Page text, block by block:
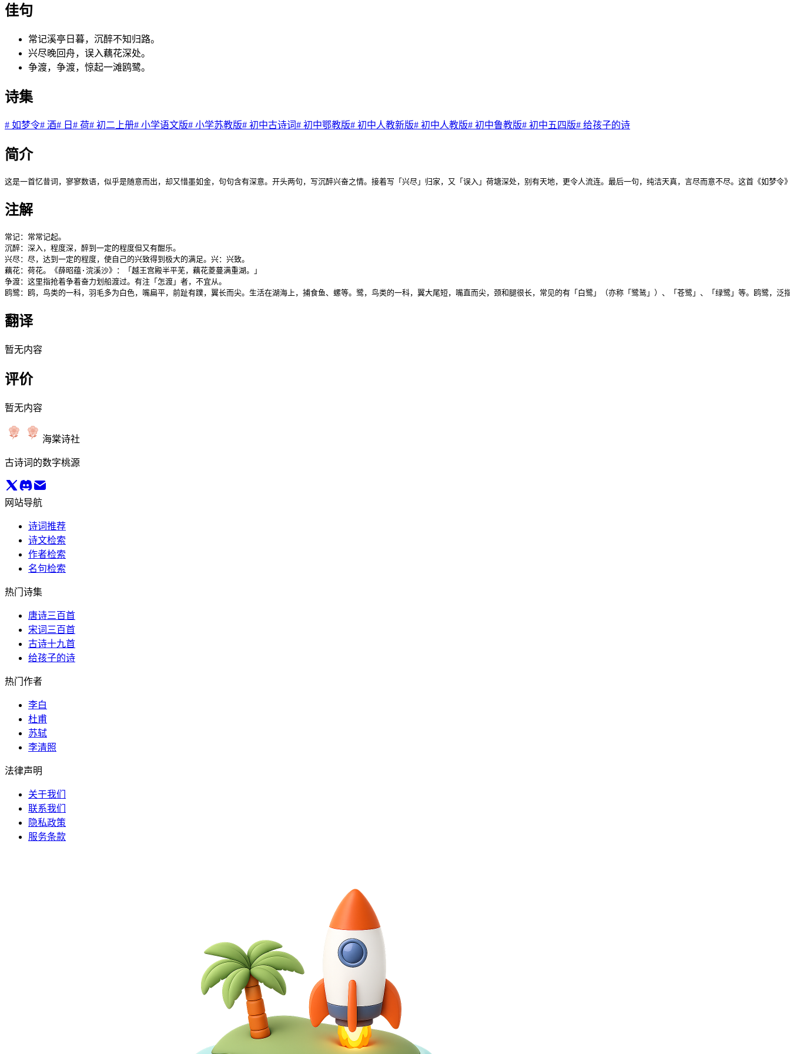
佳句
常记溪亭日暮，沉醉不知归路。
兴尽晚回舟，误入藕花深处。
争渡，争渡，惊起一滩鸥鹭。
诗集
# 如梦令# 酒# 日 # 荷# 初二上册# 小学语文版# 小学苏教版# 初中古诗词# 初中鄂教版# 初中人教新版# 初中人教版# 初中鲁教版# 初中五四版# 给孩子的诗
简介
这是一首忆昔词，寥寥数语，似乎是随意而出，却又惜墨如金，句句含有深意。开头两句，写沉醉兴奋之情。接着写「兴尽」归家，又「误入」荷塘深处，别有天地，更令人流连。最后一句，纯洁天真，言尽而意不尽。这首《如梦
注解
常记：常常记起。
沉醉：深入，程度深，醉到一定的程度但又有酣乐。
兴尽：尽，达到一定的程度，使自己的兴致得到极大的满足。兴：兴致。
藕花：荷花。《薛昭蕴·浣溪沙》：「越王宫殿半平芜，藕花菱蔓满重湖。」
争渡：这里指抢着争着奋力划船渡过。有注「怎渡」者，不宜从。
鸥鹭：鸥，鸟类的一科，羽毛多为白色，嘴扁平，前趾有蹼，翼长而尖。生活在湖海上，捕食鱼、螺等。鹭，鸟类的一科，翼大尾短，嘴直而尖，颈和腿很长，常见的有「白鹭」（亦称「鹭鸶」）、「苍鹭」、「绿鹭」等。鸥鹭，泛
翻译
暂无内容
评价
暂无内容
海棠诗社
古诗词的数字桃源
网站导航
诗词推荐
诗文检索
作者检索
名句检索
热门诗集
唐诗三百首
宋词三百首
古诗十九首
给孩子的诗
热门作者
李白
杜甫
苏轼
李清照
法律声明
关于我们
联系我们
隐私政策
服务条款